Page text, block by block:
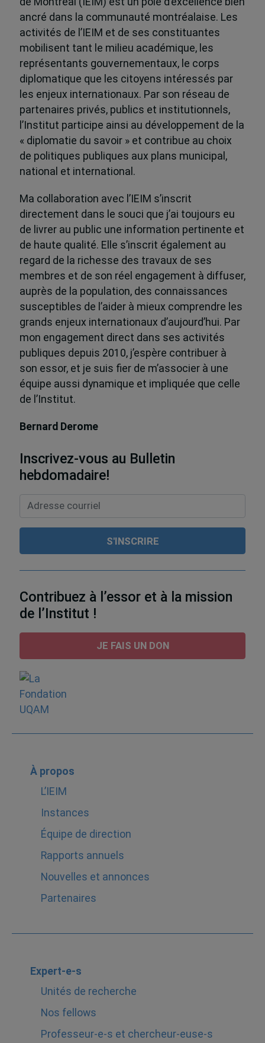
ancré dans la communauté montréalaise. Les
activités de l’IEIM et de ses constituantes
mobilisent tant le milieu académique, les
représentants gouvernementaux, le corps
diplomatique que les citoyens intéressés par
les enjeux internationaux. Par son réseau de
partenaires privés, publics et institutionnels,
l’Institut participe ainsi au développement de la
« diplomatie du savoir » et contribue au choix
de politiques publiques aux plans municipal,
national et international.
Ma collaboration avec l’IEIM s’inscrit
directement dans le souci que j’ai toujours eu
de livrer au public une information pertinente et
de haute qualité. Elle s’inscrit également au
regard de la richesse des travaux de ses
membres et de son réel engagement à diffuser,
auprès de la population, des connaissances
susceptibles de l’aider à mieux comprendre les
grands enjeux internationaux d’aujourd’hui. Par
mon engagement direct dans ses activités
publiques depuis 2010, j’espère contribuer à
son essor, et je suis fier de m’associer à une
équipe aussi dynamique et impliquée que celle
de l’Institut.
Bernard Derome
Inscrivez-vous au Bulletin
hebdomadaire!
Contribuez à l’essor et à la mission
de l’Institut !
JE FAIS UN DON
À propos
L’IEIM
Instances
Équipe de direction
Rapports annuels
Nouvelles et annonces
Partenaires
Expert-e-s
Unités de recherche
Nos fellows
Professeur-e-s et chercheur-euse-s